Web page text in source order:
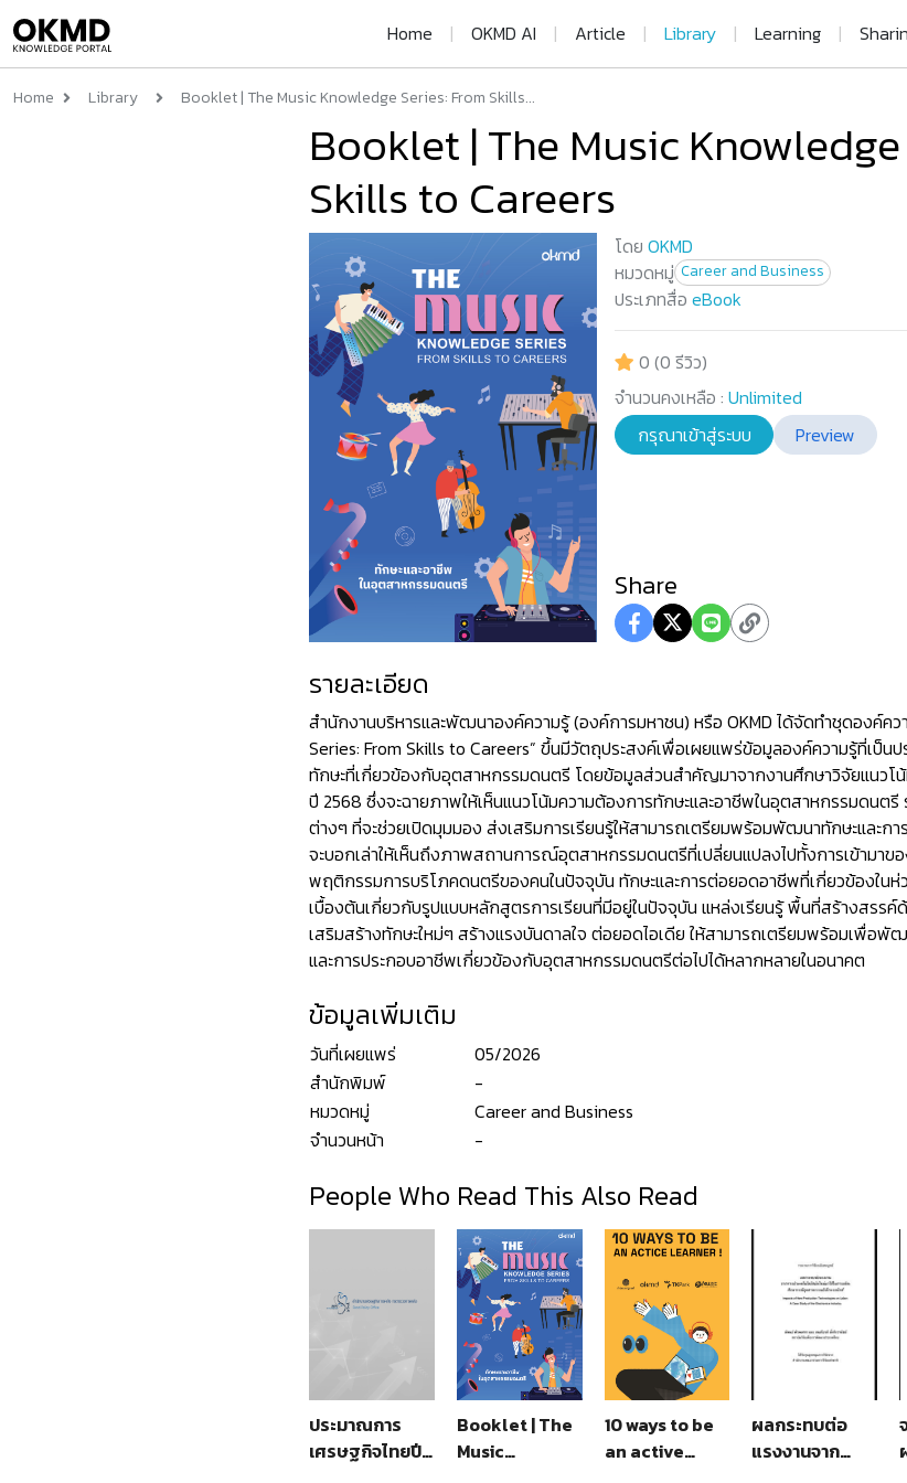
Home | OKMD AI | Article | Library | Learning |
Home Library Booklet | The Music Knowledge Series: From Skills...
Booklet | The Music
Skills to Careers
โดย OKMD
หมวดหมู่ Career and Business
ประเภทสื่อ eBook
0 (0 รีวิว)
จำนวนคงเหลือ : Unlimited
กรุณาเข้าสู่ระบบ
Preview
Share
รายละเอียด
สำนักงานบริหารและพัฒนาองค์ความรู้ (องค์การมหาชน) หรือ OKMD ได้จัดทำชุดองค์ค
Series: From Skills to Careers” ขึ้นมีวัตถุประสงค์เพื่อเผยแพร่ข้อมูลองค์ความรู้ที่เป็
ทักษะที่เกี่ยวข้องกับอุตสาหกรรมดนตรี โดยข้อมูลส่วนสำคัญมาจากงานศึกษาวิจัยแนวโ
ปี 2568 ซึ่งจะฉายภาพให้เห็นแนวโน้มความต้องการทักษะและอาชีพในอุตสาหกรรมดนต
ต่างๆ ที่จะช่วยเปิดมุมมอง ส่งเสริมการเรียนรู้ให้สามารถเตรียมพร้อมพัฒนาทักษะและก
จะบอกเล่าให้เห็นถึงภาพสถานการณ์อุตสาหกรรมดนตรีที่เปลี่ยนแปลงไปทั้งการเข้ามาข
พฤติกรรมการบริโภคดนตรีของคนในปัจจุบัน ทักษะและการต่อยอดอาชีพที่เกี่ยวข้องใน
เบื้องต้นเกี่ยวกับรูปแบบหลักสูตรการเรียนที่มีอยู่ในปัจจุบัน แหล่งเรียนรู้ พื้นที่สร้างสรรค์
เสริมสร้างทักษะใหม่ๆ สร้างแรงบันดาลใจ ต่อยอดไอเดีย ให้สามารถเตรียมพร้อมเพื่อพั
และการประกอบอาชีพเกี่ยวข้องกับอุตสาหกรรมดนตรีต่อไปได้หลากหลายในอนาคต
ข้อมูลเพิ่มเติม
วันที่เผยแพร่
05/2026
สำนักพิมพ์
-
หมวดหมู่
Career and Business
จำนวนหน้า
-
People Who Read This Also Read
ประมาณการ
เศรษฐกิจไทยปี
Booklet | The
Music
10 ways to be
an active
ผลกระทบต่อ
แรงงานจาก